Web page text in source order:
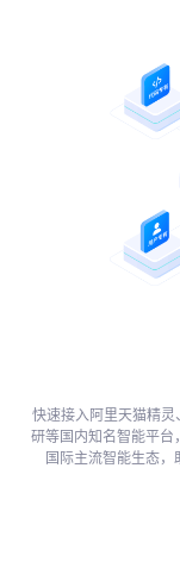
快速接入阿里天猫精
研等国内知名智能平
国际主流智能生态，